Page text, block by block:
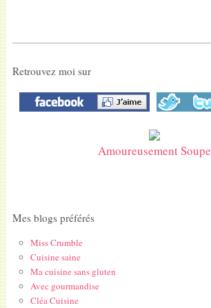
Retrouvez moi sur
Amoureusement Soupe
Mes blogs préférés
Miss Crumble
Cuisine saine
Ma cuisine sans gluten
Avec gourmandise
Cléa Cuisine